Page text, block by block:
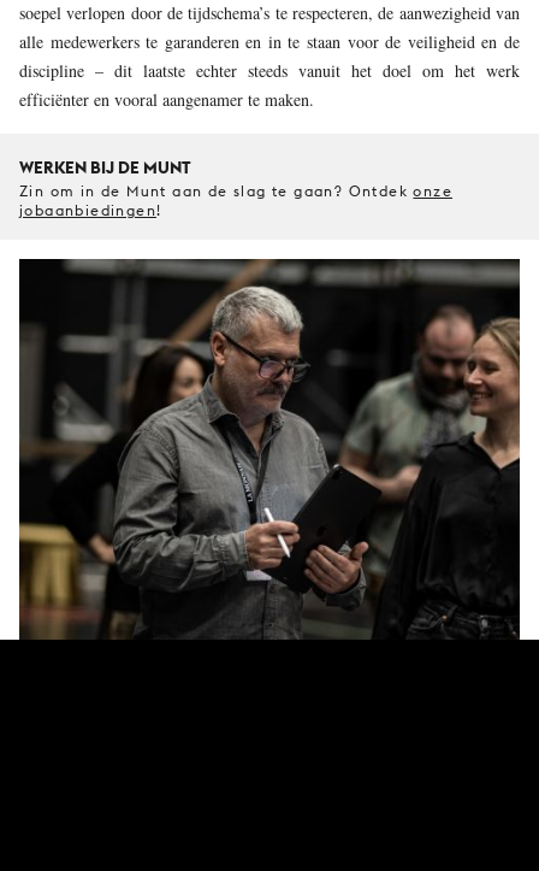
soepel verlopen door de tijdschema’s te respecteren, de aanwezigheid van
alle medewerkers te garanderen en in te staan voor de veiligheid en de
discipline – dit laatste echter steeds vanuit het doel om het werk
efficiënter en vooral aangenamer te maken.
WERKEN BIJ DE MUNT
Zin om in de Munt aan de slag te gaan? Ontdekonze
jobaanbiedingen!